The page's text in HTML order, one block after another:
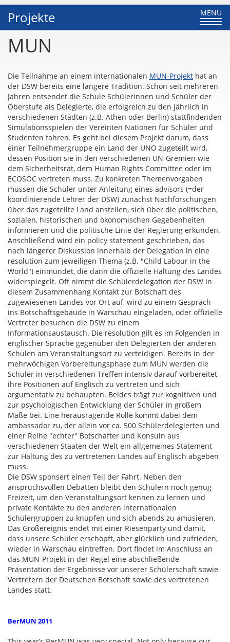
Projekte
Toggle
MENU
MUN
Die Teilnahme an einem internationalen MUN-Projekt hat an
der DSW bereits eine längere Tradition. Schon seit mehreren
Jahren entsendet die Schule Schülerinnen und Schüler der
Oberstufe als Delegierte, die erfolgreich zu den jährlich in
verschiedenen Städten (z.B. Athen oder Berlin) stattfindenden
Simulationsspielen der Vereinten Nationen für Schüler und
Studenten fahren. Es geht bei diesem Projekt darum, dass
einer Teilnehmergruppe ein Land der UNO zugeteilt wird,
dessen Position sie in den verschiedenen UN-Gremien wie
dem Sicherheitsrat, dem Human Rights Committee oder im
ECOSOC vertreten muss. Zu konkreten Themenvorgaben
müssen die Schüler unter Anleitung eines advisors (=der
koordinierende Lehrer der DSW) zunächst Nachforschungen
über das zugeteilte Land anstellen, sich über die politischen,
sozialen, historischen und ökonomischen Gegebenheiten
informieren und die politische Linie der Regierung erkunden.
Anschließend wird ein policy statement geschrieben, das
nach längerer Diskussion innerhalb der Delegation in eine
resolution zum jeweiligen Thema (z.B. "Child Labour in the
World") einmündet, die dann die offizielle Haltung des Landes
widerspiegelt. Oft nimmt die Schülerdelegation der DSW in
diesem Zusammenhang Kontakt zur Botschaft des
zugewiesenen Landes vor Ort auf, wird zu einem Gespräch
ins Botschaftsgebäude in Warschau eingeladen, oder offizielle
Vertreter besuchen die DSW zu einem
Informationsaustausch. Die resolution gilt es im Folgenden in
englischer Sprache gegenüber den Delegierten der anderen
Schulen am Veranstaltungsort zu verteidigen. Bereits in der
mehrwöchigen Vorbereitungsphase zum MUN werden die
Schüler in verschiedenen Treffen intensiv darauf vorbereitet,
ihre Positionen auf Englisch zu vertreten und sich
argumentativ zu behaupten. Beides trägt zur kognitiven und
zur psychologischen Entwicklung der Schüler in großem
Maße bei. Eine herausragende Rolle kommt dabei dem
ambassador zu, der allein vor ca. 500 Schülerdelegierten und
einer Reihe "echter" Botschafter und Konsuln aus
verschiedenen Staaten der Welt ein allgemeines Statement
zur Haltung des zu vertretenen Landes auf Englisch abgeben
muss.
Die DSW sponsert einen Teil der Fahrt. Neben den
anspruchsvollen Debatten bleibt den Schülern noch genug
Freizeit, um den Veranstaltungsort kennen zu lernen und
private Kontakte zu den anderen internationalen
Schülergruppen zu knüpfen und sich abends zu amüsieren.
Das Großereignis endet mit einer Riesenparty und damit,
dass unsere Schüler erschöpft, aber glücklich und zufrieden,
wieder in Warschau eintreffen. Dort findet im Anschluss an
das MUN-Projekt in der Regel eine abschließende
Präsentation der Ergebnisse vor unserer Schülerschaft sowie
Vertretern der Deutschen Botschaft sowie des vertretenen
Landes statt.
BerMUN 2011